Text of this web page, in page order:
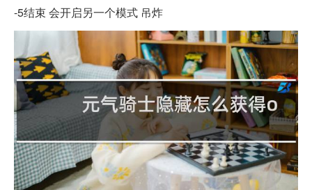
-5结束 会开启另一个模式 吊炸